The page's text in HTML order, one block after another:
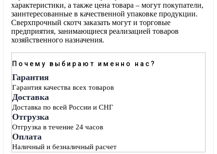
характеристики, а также цена товара – могут покупатели,
заинтересованные в качественной упаковке продукции.
Сверхпрочный скотч заказать могут и торговые
предприятия, занимающиеся реализацией товаров
хозяйственного назначения.
Почему выбирают именно нас?
Гарантия
Гарантия качества всех товаров
Доставка
Доставка по всей России и СНГ
Отгрузка
Отгрузка в течение 24 часов
Оплата
Наличный и безналичный расчет